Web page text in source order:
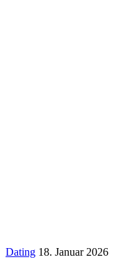
Dating 18. Januar 2026